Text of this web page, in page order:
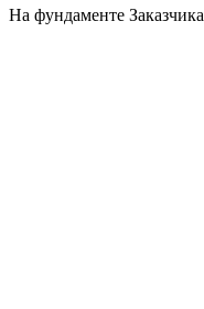
На фундаменте Заказчика